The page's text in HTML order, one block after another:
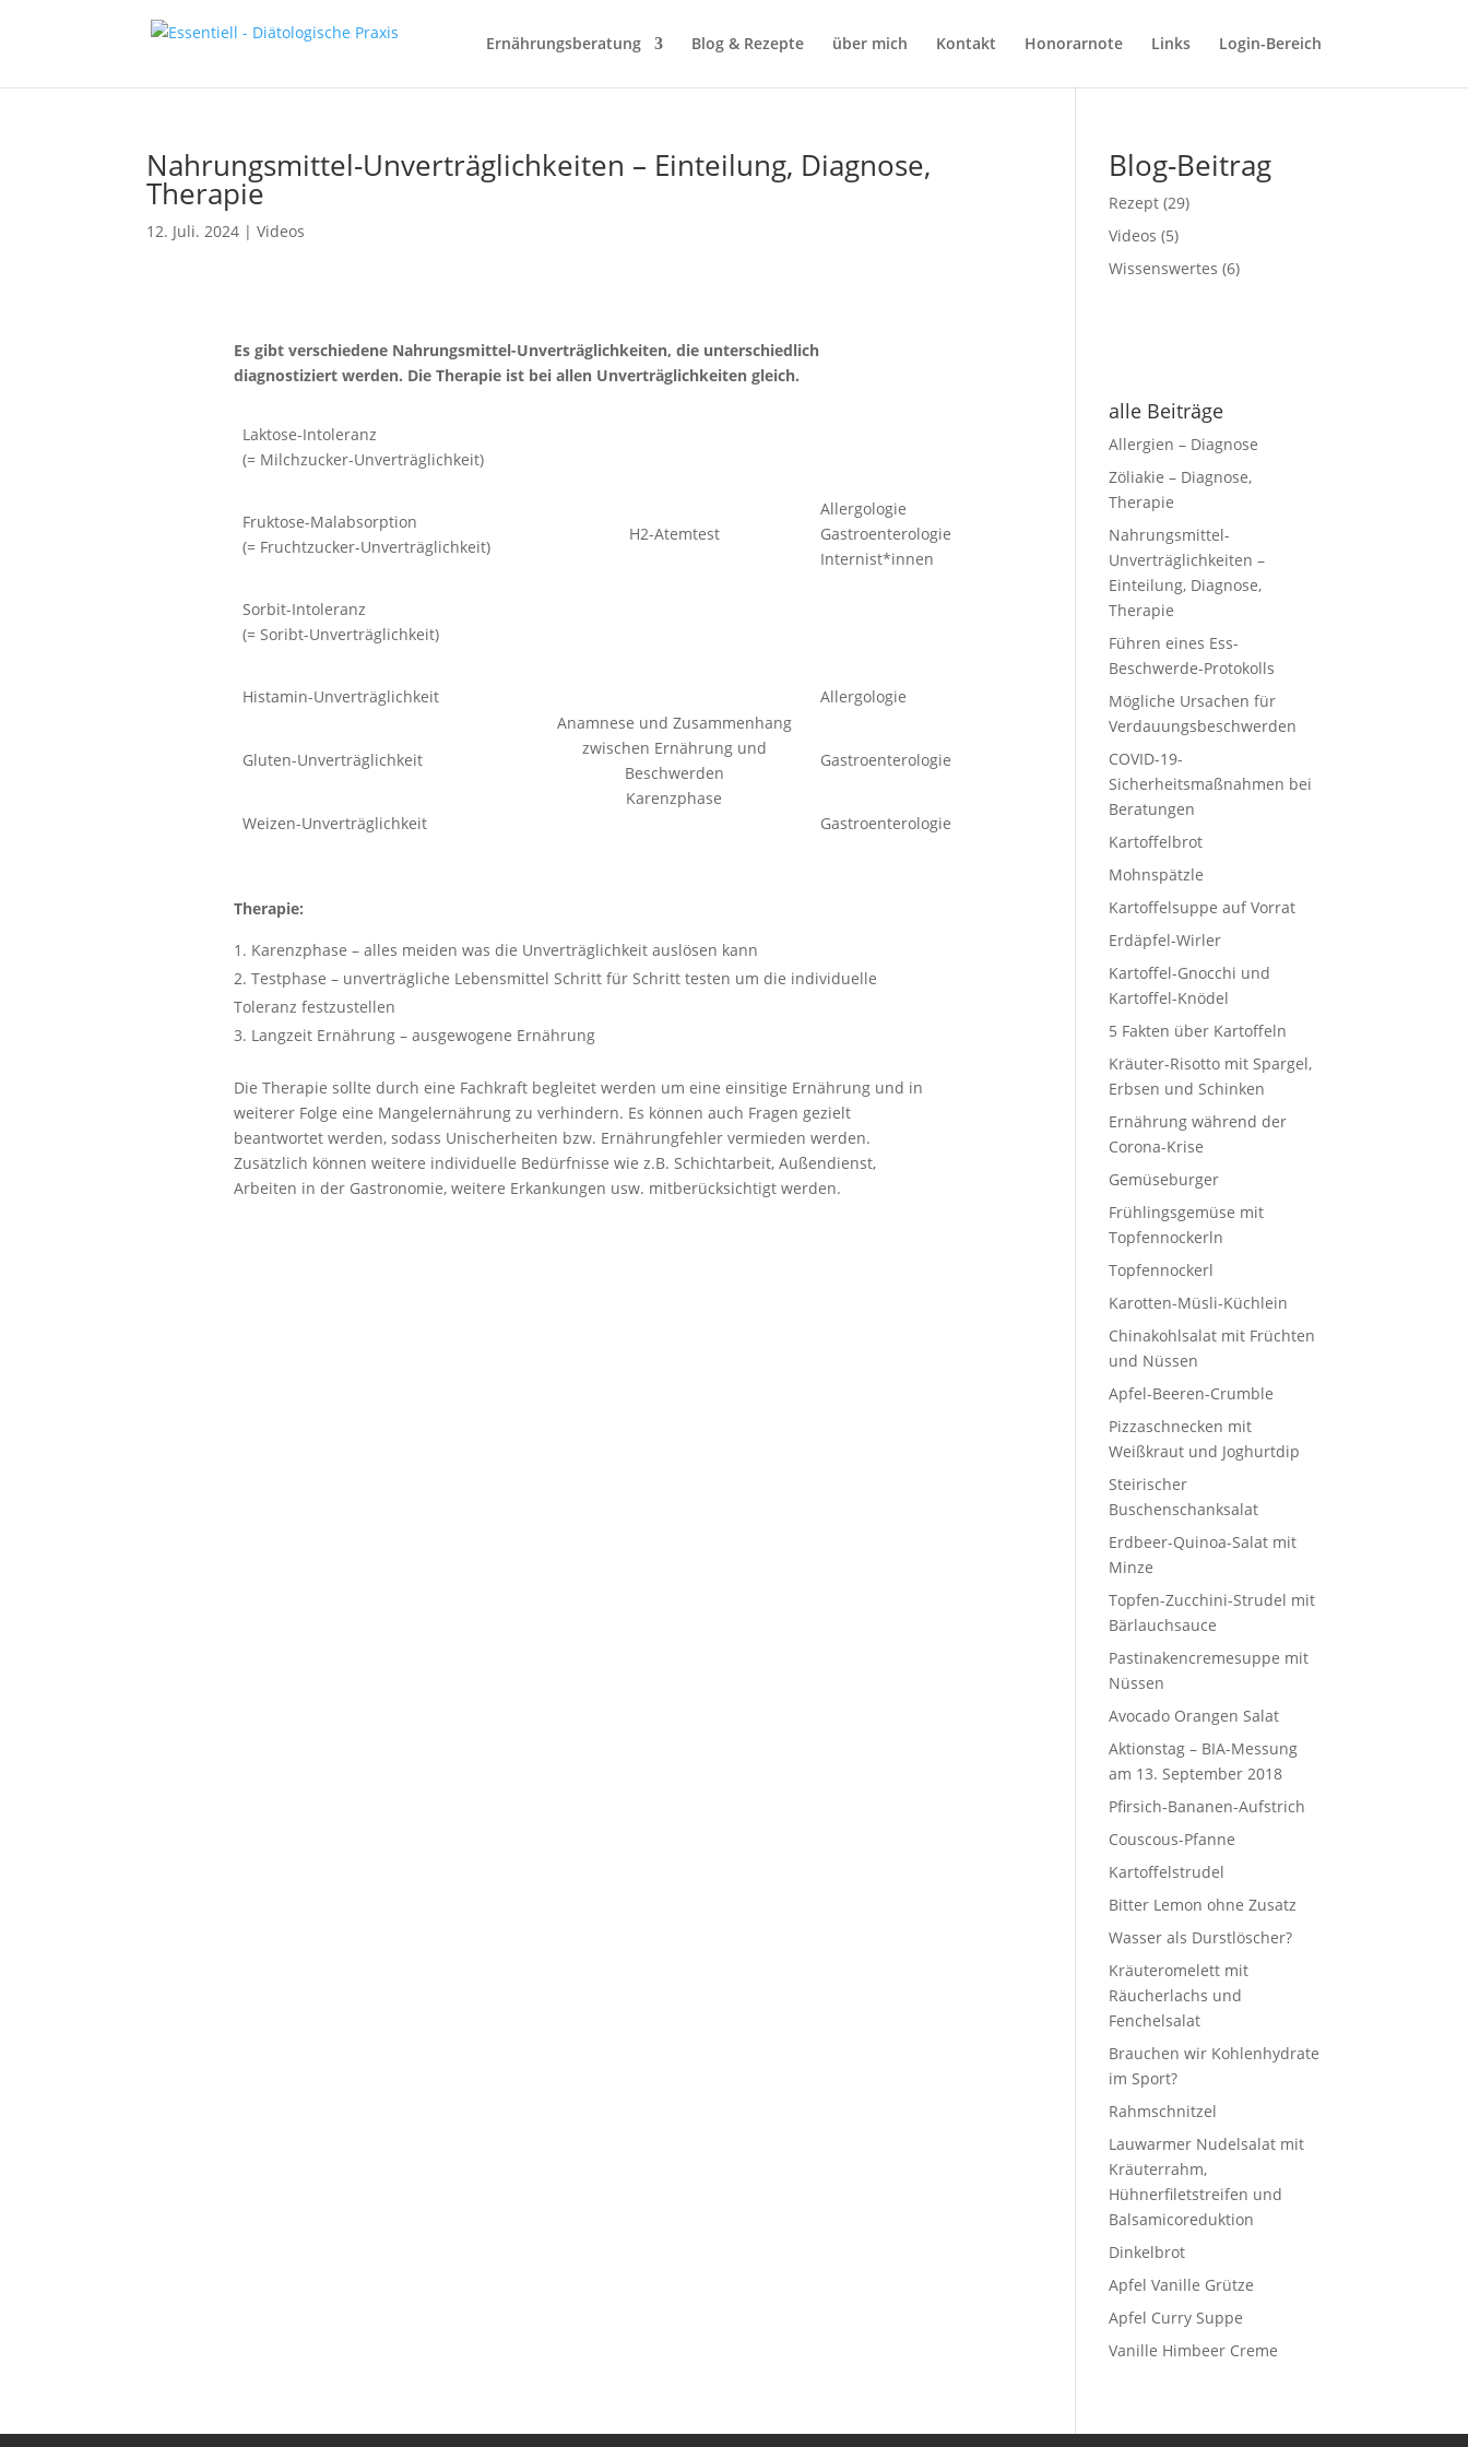
Ernährungsberatung Blog & Rezepte über mich Kontakt Honorarnote Links Login-Bereich
Nahrungsmittel-Unverträglichkeiten – Einteilung, Diagnose,
Therapie
12. Juli. 2024 |Videos
Es gibt verschiedene Nahrungsmittel-Unverträglichkeiten, die unterschiedlich
diagnostiziert werden. Die Therapie ist bei allen Unverträglichkeiten gleich.
Laktose-Intoleranz
(= Milchzucker-Unverträglichkeit)
H2-Atemtest
Allergologie
Gastroenterologie
Internist*innen
Fruktose-Malabsorption
(= Fruchtzucker-Unverträglichkeit)
Sorbit-Intoleranz
(= Soribt-Unverträglichkeit)
Histamin-Unverträglichkeit
Anamnese und Zusammenhang
zwischen Ernährung und
Beschwerden
Karenzphase
Allergologie
Gluten-Unverträglichkeit Gastroenterologie
Weizen-Unverträglichkeit Gastroenterologie
Therapie:
Karenzphase – alles meiden was die Unverträglichkeit auslösen kann
Testphase – unverträgliche Lebensmittel Schritt für Schritt testen um die individuelle
Toleranz festzustellen
Langzeit Ernährung – ausgewogene Ernährung
Die Therapie sollte durch eine Fachkraft begleitet werden um eine einsitige Ernährung und in
weiterer Folge eine Mangelernährung zu verhindern. Es können auch Fragen gezielt
beantwortet werden, sodass Unischerheiten bzw. Ernährungfehler vermieden werden.
Zusätzlich können weitere individuelle Bedürfnisse wie z.B. Schichtarbeit, Außendienst,
Arbeiten in der Gastronomie, weitere Erkankungen usw. mitberücksichtigt werden.
Blog-Beitrag
Rezept (29)
Videos (5)
Wissenswertes (6)
alle Beiträge
Allergien – Diagnose
Zöliakie – Diagnose,
Therapie
Nahrungsmittel-
Unverträglichkeiten –
Einteilung, Diagnose,
Therapie
Führen eines Ess-
Beschwerde-Protokolls
Mögliche Ursachen für
Verdauungsbeschwerden
COVID-19-
Sicherheitsmaßnahmen bei
Beratungen
Kartoffelbrot
Mohnspätzle
Kartoffelsuppe auf Vorrat
Erdäpfel-Wirler
Kartoffel-Gnocchi und
Kartoffel-Knödel
5 Fakten über Kartoffeln
Kräuter-Risotto mit Spargel,
Erbsen und Schinken
Ernährung während der
Corona-Krise
Gemüseburger
Frühlingsgemüse mit
Topfennockerln
Topfennockerl
Karotten-Müsli-Küchlein
Chinakohlsalat mit Früchten
und Nüssen
Apfel-Beeren-Crumble
Pizzaschnecken mit
Weißkraut und Joghurtdip
Steirischer
Buschenschanksalat
Erdbeer-Quinoa-Salat mit
Minze
Topfen-Zucchini-Strudel mit
Bärlauchsauce
Pastinakencremesuppe mit
Nüssen
Avocado Orangen Salat
Aktionstag – BIA-Messung
am 13. September 2018
Pfirsich-Bananen-Aufstrich
Couscous-Pfanne
Kartoffelstrudel
Bitter Lemon ohne Zusatz
Wasser als Durstlöscher?
Kräuteromelett mit
Räucherlachs und
Fenchelsalat
Brauchen wir Kohlenhydrate
im Sport?
Rahmschnitzel
Lauwarmer Nudelsalat mit
Kräuterrahm,
Hühnerfiletstreifen und
Balsamicoreduktion
Dinkelbrot
Apfel Vanille Grütze
Apfel Curry Suppe
Vanille Himbeer Creme